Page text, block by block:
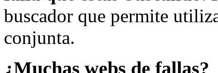
buscador que permite
conjunta.
¿Muchas webs de fallas?